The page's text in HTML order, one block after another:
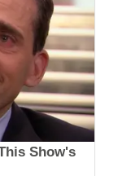
Show's